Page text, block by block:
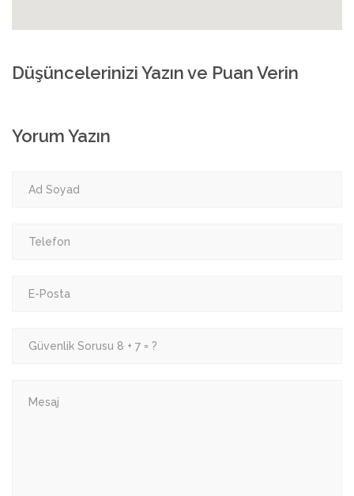
Düşüncelerinizi Yazın ve Puan Verin
Yorum Yazın